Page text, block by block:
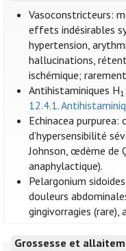
Vasoconstricteurs:
effets indésirables
hypertension,
hallucinations,
ischémique;
Antihistaminiques H1
12.4.1.
Echinacea
d’hypersensibilité
Johnson, œdème de
anaphylactique).
Pelargonium
douleurs
gingivorragies (rare),
Grossesse et